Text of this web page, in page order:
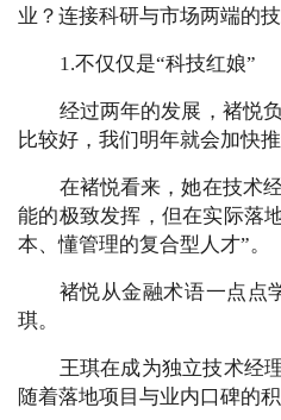
业？连接科研与市场两端的
1.不仅仅是“科技红娘”
经过两年的发展，褚悦
比较好，我们明年就会加快
在褚悦看来，她在技术
能的极致发挥，但在实际落
本、懂管理的复合型人才”。
褚悦从金融术语一点点
琪。
王琪在成为独立技术经
随着落地项目与业内口碑的